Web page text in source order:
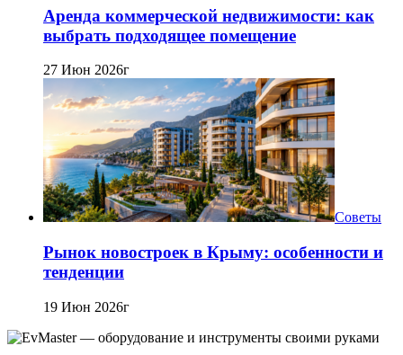
Аренда коммерческой недвижимости: как
выбрать подходящее помещение
27 Июн 2026г
Советы
Рынок новостроек в Крыму: особенности и
тенденции
19 Июн 2026г